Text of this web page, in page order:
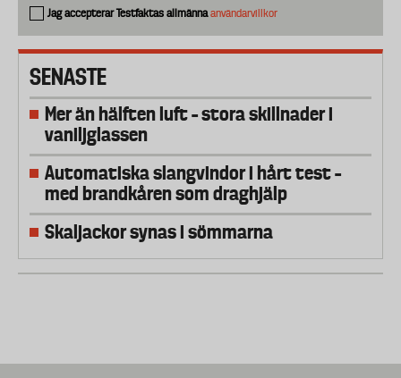
Jag accepterar Testfaktas allmännaanvändarvillkor
SENASTE
Mer än hälften luft – stora skillnader i
vaniljglassen
Automatiska slangvindor i hårt test –
med brandkåren som draghjälp
Skaljackor synas i sömmarna